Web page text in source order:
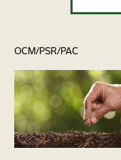
OCM/PSR/PAC